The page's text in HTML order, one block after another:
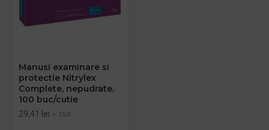
Manusi examinare si
protectie Nitrylex
Complete, nepudrate,
100 buc/cutie
29,41 lei + TVA